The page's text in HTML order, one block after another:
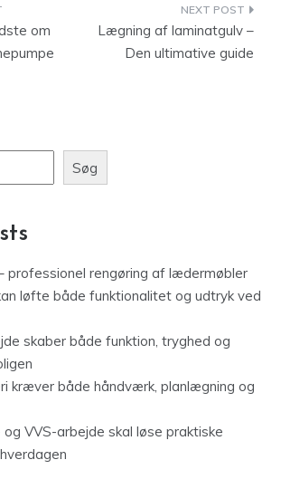
om
Lægning af laminatgulv –
Den ultimative guide
Søg
professionel rengøring af lædermøbler
løfte både funktionalitet og udtryk ved
skaber både funktion, tryghed og
kræver både håndværk, planlægning og
VVS-arbejde skal løse praktiske